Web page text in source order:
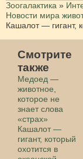
Зоогалактика »
Новости мира
Кашалот — гигант,
Смотрите
также
Медоед —
животное,
которое не
знает слова
«страх»
Кашалот —
гигант, который
охотится в